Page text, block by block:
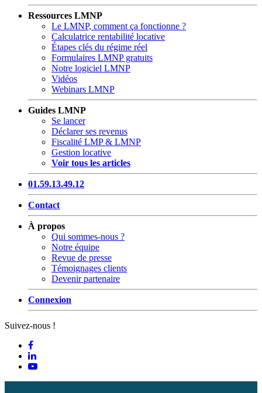
Ressources LMNP
Le LMNP, comment ça fonctionne ?
Calculatrice rentabilité locative
Étapes clés du régime réel
Formulaires LMNP gratuits
Notre logiciel LMNP
Vidéos
Webinars LMNP
Guides LMNP
Se lancer
Déclarer ses revenus
Fiscalité LMP & LMNP
Gestion locative
Voir tous les articles
01.59.13.49.12
Contact
À propos
Qui sommes-nous ?
Notre équipe
Revue de presse
Témoignages clients
Devenir partenaire
Connexion
Suivez-nous !